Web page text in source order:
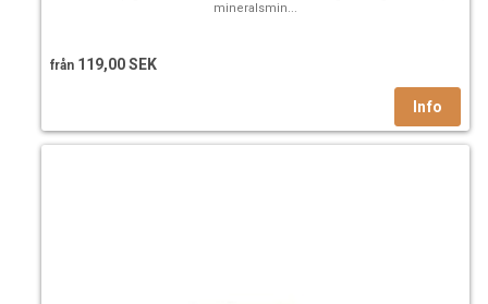
mineralsmin...
från 119,00 SEK